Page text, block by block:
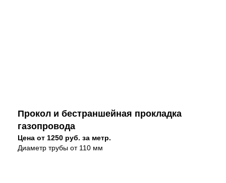
Прокол и бестраншейная прокладка
газопровода
Цена от 1250 руб. за метр.
Диаметр трубы от 110 мм